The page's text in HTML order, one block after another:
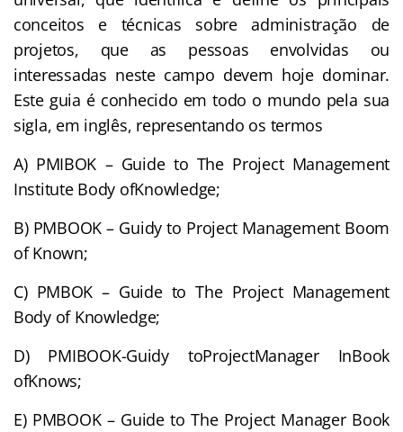
conceitos e técnicas sobre administração de
projetos, que as pessoas envolvidas ou
interessadas neste campo devem hoje dominar.
Este guia é conhecido em todo o mundo pela sua
sigla, em inglês, representando os termos
A) PMIBOK – Guide to The Project Management
Institute Body ofKnowledge;
B) PMBOOK – Guidy to Project Management Boom
of Known;
C) PMBOK – Guide to The Project Management
Body of Knowledge;
D) PMIBOOK-Guidy toProjectManager InBook
ofKnows;
E) PMBOOK – Guide to The Project Manager Book